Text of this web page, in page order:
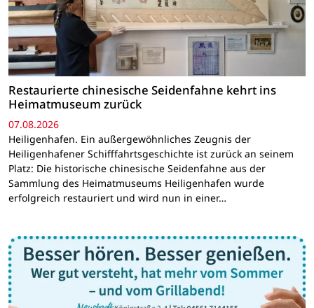
Restaurierte chinesische Seidenfahne kehrt ins
Heimatmuseum zurück
07.08.2026
Heiligenhafen. Ein außergewöhnliches Zeugnis der
Heiligenhafener Schifffahrtsgeschichte ist zurück an seinem
Platz: Die historische chinesische Seidenfahne aus der
Sammlung des Heimatmuseums Heiligenhafen wurde
erfolgreich restauriert und wird nun in einer…